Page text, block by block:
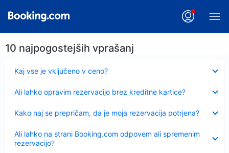
10 najpogostejših vprašanj
Kaj vse je vključeno v ceno?
Ali lahko opravim rezervacijo brez kreditne kartice?
Kako naj se prepričam, da je moja rezervacija potrjena?
Ali lahko na strani Booking.com odpovem ali spremenim
rezervacijo?